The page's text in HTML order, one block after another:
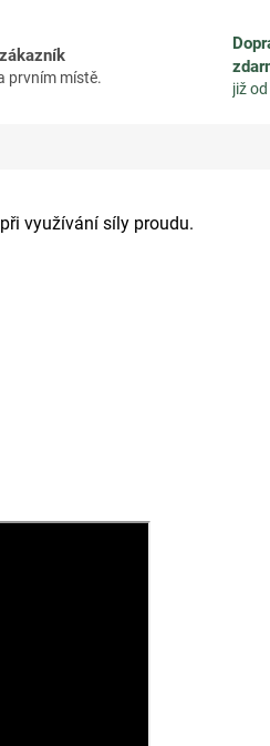
prvním místě.
již
využívání síly proudu.